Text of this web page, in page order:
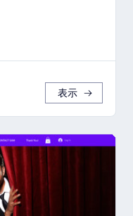
表示